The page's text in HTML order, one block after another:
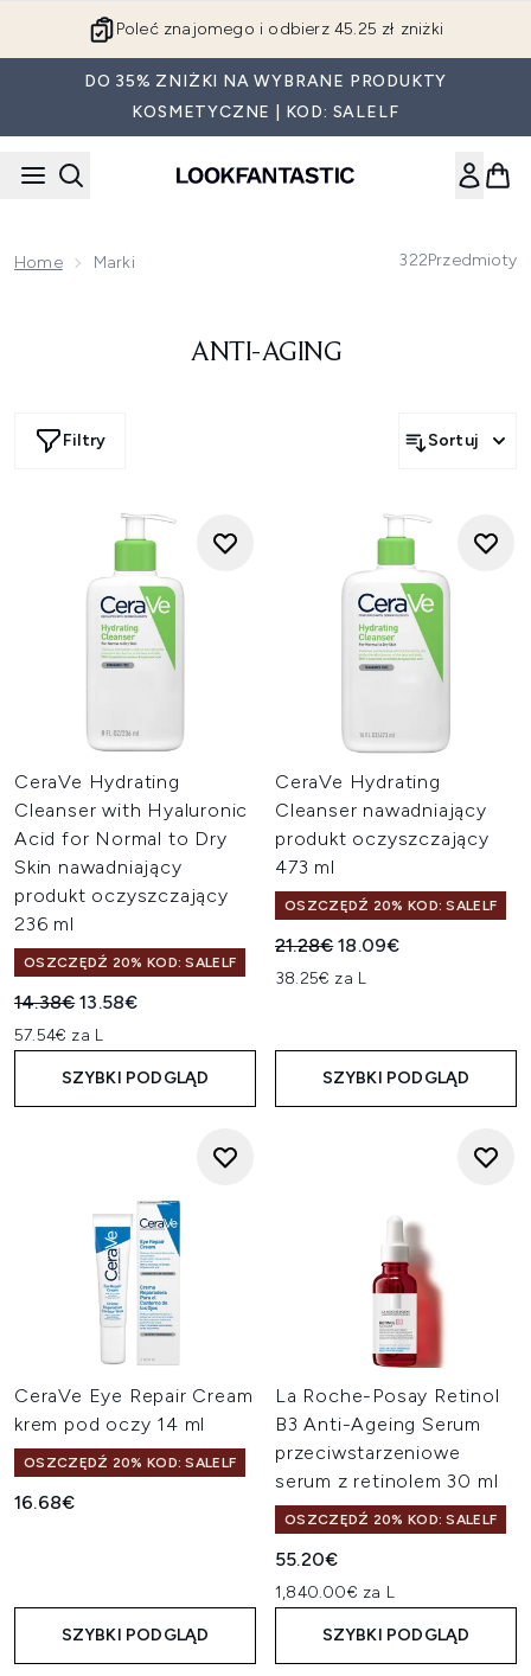
Poleć znajomego i odbierz 45.25 zł zniżki
DO 35% ZNIŻKI NA WYBRANE PRODUKTY
KOSMETYCZNE | KOD: SALELF
Home Marki 322Przedmioty
ANTI-AGING
Filtry Sortuj
CeraVe Hydrating
Cleanser with Hyaluronic
Acid for Normal to Dry
Skin nawadniający
produkt oczyszczający
236 ml
OSZCZĘDŹ 20% KOD: SALELF
Sugerowana cena detaliczna:
14.38€Aktualna cena:
13.58€
57.54€ za L
SZYBKI PODGLĄD
CeraVe Hydrating
Cleanser nawadniający
produkt oczyszczający
473 ml
OSZCZĘDŹ 20% KOD: SALELF
Sugerowana cena
21.28€Aktualna cena:
18.09€
38.25€ za L
SZYBKI PODGLĄD
CeraVe Eye Repair Cream
krem pod oczy 14 ml
OSZCZĘDŹ 20% KOD: SALELF
16.68€
SZYBKI PODGLĄD
La Roche-Posay Retinol
B3 Anti-Ageing Serum
przeciwstarzeniowe
serum z retinolem 30 ml
OSZCZĘDŹ 20% KOD: SALELF
55.20€
1,840.00€ za L
SZYBKI PODGLĄD